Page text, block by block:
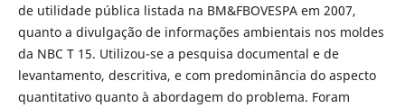
de utilidade pública listada na BM&FBOVESPA em 2007,
quanto a divulgação de informações ambientais nos moldes
da NBC T 15. Utilizou-se a pesquisa documental e de
levantamento, descritiva, e com predominância do aspecto
quantitativo quanto à abordagem do problema. Foram